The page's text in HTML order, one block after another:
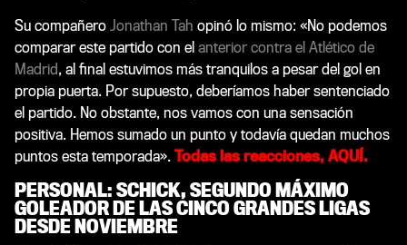
Su compañero Jonathan Tah opinó lo mismo: «No podemos
comparar este partido con el anterior contra el Atlético de
Madrid, al final estuvimos más tranquilos a pesar del gol en
propia puerta. Por supuesto, deberíamos haber sentenciado
el partido. No obstante, nos vamos con una sensación
positiva. Hemos sumado un punto y todavía quedan muchos
puntos esta temporada». Todas las reacciones, AQUÍ.
PERSONAL: SCHICK, SEGUNDO MÁXIMO
GOLEADOR DE LAS CINCO GRANDES LIGAS
DESDE NOVIEMBRE